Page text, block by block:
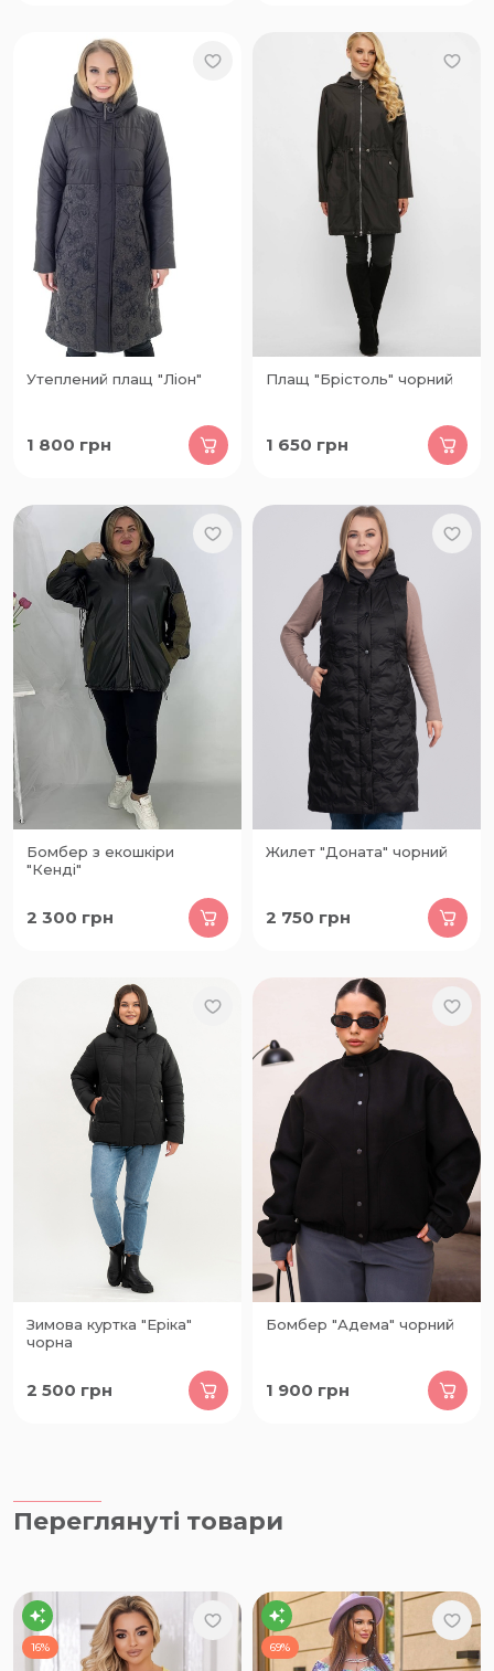
Утеплений плащ "Ліон"
1 800 грн
Плащ "Брістоль" чорний
1 650 грн
Бомбер з екошкіри
"Кенді"
2 300 грн
Жилет "Доната" чорний
2 750 грн
Зимова куртка "Еріка"
чорна
2 500 грн
Бомбер "Адема" чорний
1 900 грн
Переглянуті товари
16% 69%